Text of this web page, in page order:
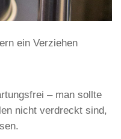
ein Verziehen
– man sollte
nicht verdreckt sind,